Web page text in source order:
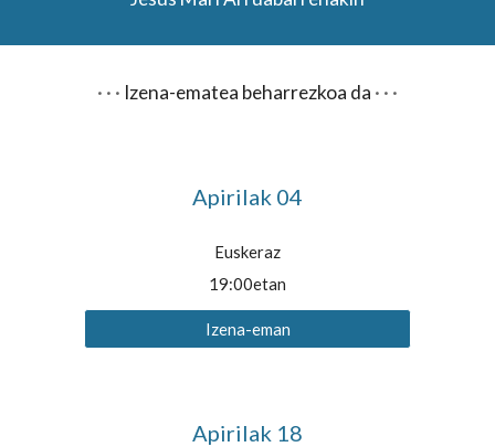
· · · Izena-ematea beharrezkoa da · · ·
Apirilak 04
Euskeraz
19:00etan
Izena-eman
Apirilak 18